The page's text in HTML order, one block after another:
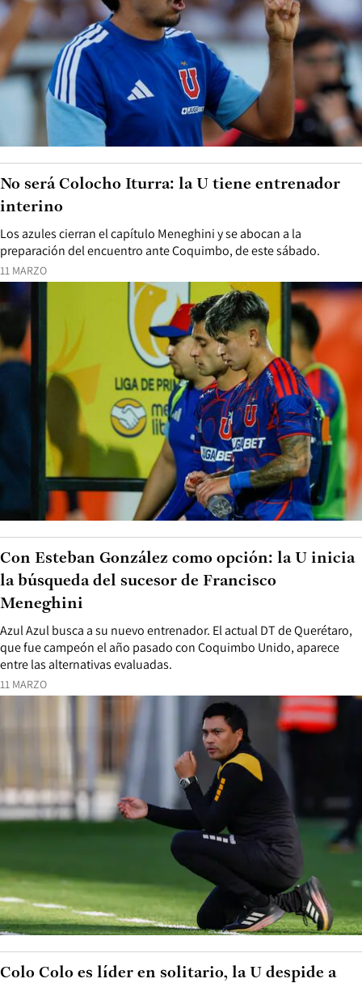
11 MARZO
Los azules cierran el capítulo Meneghini y se abocan a la
preparación del encuentro ante Coquimbo, de este sábado.
No será Colocho Iturra: la U tiene entrenador
interino
11 MARZO
Azul Azul busca a su nuevo entrenador. El actual DT de Querétaro,
que fue campeón el año pasado con Coquimbo Unido, aparece
entre las alternativas evaluadas.
Con Esteban González como opción: la U inicia
la búsqueda del sucesor de Francisco
Meneghini
Colo Colo es líder en solitario, la U despide a